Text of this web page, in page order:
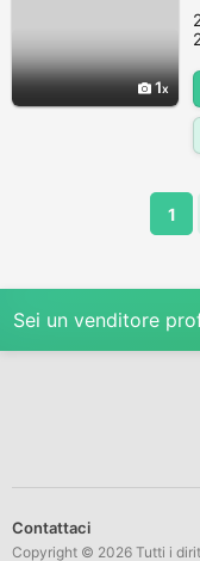
1
1
Sei un venditore
Contattaci
Copyright © 2026 Tutti i